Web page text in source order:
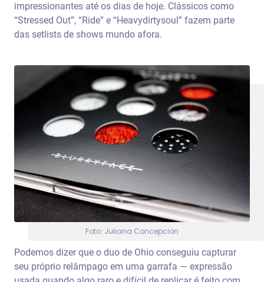
impressionantes até os dias de hoje. Clássicos como
“Stressed Out”, “Ride” e “Heavydirtysoul” fazem parte
das setlists de shows mundo afora.
Foto: Juliana Concepcion
Podemos dizer que o duo de Ohio conseguiu capturar
seu próprio relâmpago em uma garrafa — expressão